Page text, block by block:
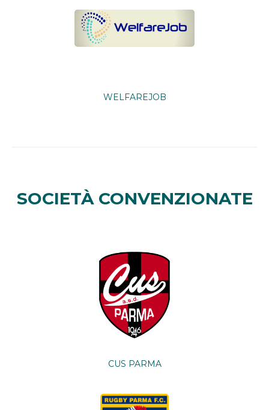
WELFAREJOB
SOCIETÀ CONVENZIONATE
CUS PARMA